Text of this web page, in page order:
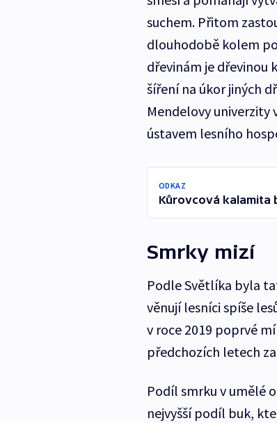
suchem. Přitom
dlouhodobě kolem
dřevinám je dřevinou
šíření na úkor jiných
Mendelovy univerzity
ústavem lesního
ODKAZ
Kůrovcová kalamita
Smrky mizí
Podle Světlíka byla
věnují lesníci spíše
v roce 2019 poprvé
předchozích letech
Podíl smrku v umělé
nejvyšší podíl buk,